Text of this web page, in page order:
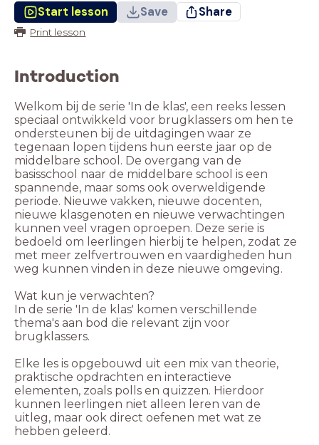
Start lesson Save Share
Print lesson
Introduction
Welkom bij de serie 'In de klas', een reeks lessen
speciaal ontwikkeld voor brugklassers om hen te
ondersteunen bij de uitdagingen waar ze
tegenaan lopen tijdens hun eerste jaar op de
middelbare school. De overgang van de
basisschool naar de middelbare school is een
spannende, maar soms ook overweldigende
periode. Nieuwe vakken, nieuwe docenten,
nieuwe klasgenoten en nieuwe verwachtingen
kunnen veel vragen oproepen. Deze serie is
bedoeld om leerlingen hierbij te helpen, zodat ze
met meer zelfvertrouwen en vaardigheden hun
weg kunnen vinden in deze nieuwe omgeving.
Wat kun je verwachten?
In de serie 'In de klas' komen verschillende
thema's aan bod die relevant zijn voor
brugklassers.
Elke les is opgebouwd uit een mix van theorie,
praktische opdrachten en interactieve
elementen, zoals polls en quizzen. Hierdoor
kunnen leerlingen niet alleen leren van de
uitleg, maar ook direct oefenen met wat ze
hebben geleerd.